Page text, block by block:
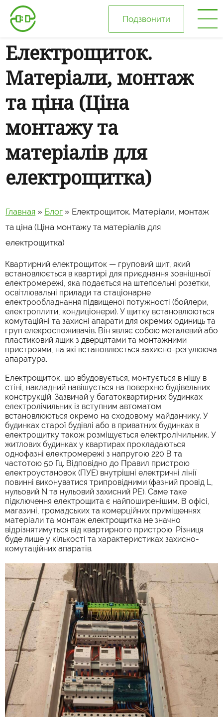
Подзвонити
Головна
Про нас
Галерея
Відгуки
Електрощиток.
Матеріали, монтаж
та ціна (Ціна
монтажу та
матеріалів для
електрощитка)
Главная » Блог » Електрощиток. Матеріали, монтаж
та ціна (Ціна монтажу та матеріалів для
електрощитка)
Квартирний електрощиток — груповий щит, який
встановлюється в квартирі для приєднання зовнішньої
електромережі, яка подається на штепсельні розетки,
освітлювальні прилади та стаціонарне
електрообладнання підвищеної потужності (бойлери,
електроплити, кондиціонери). У щитку встановлюються
комутаційні та захисні апарати для окремих одиниць та
груп елекроспоживачів. Він являє собою металевий або
пластиковий ящик з дверцятами та монтажними
пристроями, на які встановлюється захисно-регулююча
апаратура.
Електрощиток, що вбудовується, монтується в нішу в
стіні, накладний навішується на поверхню будівельних
конструкцій. Зазвичай у багатоквартирних будинках
електролічильник із вступним автоматом
встановлюються окремо на сходовому майданчику. У
будинках старої будівлі або в приватних будинках в
електрощитку також розміщується електролічильник. У
житлових будинках у квартирах прокладаються
однофазні електромережі з напругою 220 В та
частотою 50 Гц. Відповідно до Правил пристрою
електроустановок (ПУЕ) внутрішні електричні лінії
повинні виконуватися трипровідними (фазний провід L,
нульовий N та нульовий захисний PE). Саме таке
підключення електрощита є найпоширенішим. В офісі,
магазині, громадських та комерційних приміщеннях
матеріали та монтаж електрощитка не значно
відрізнятимуться від квартирного пристрою. Різниця
буде лише у кількості та характеристиках захисно-
комутаційних апаратів.